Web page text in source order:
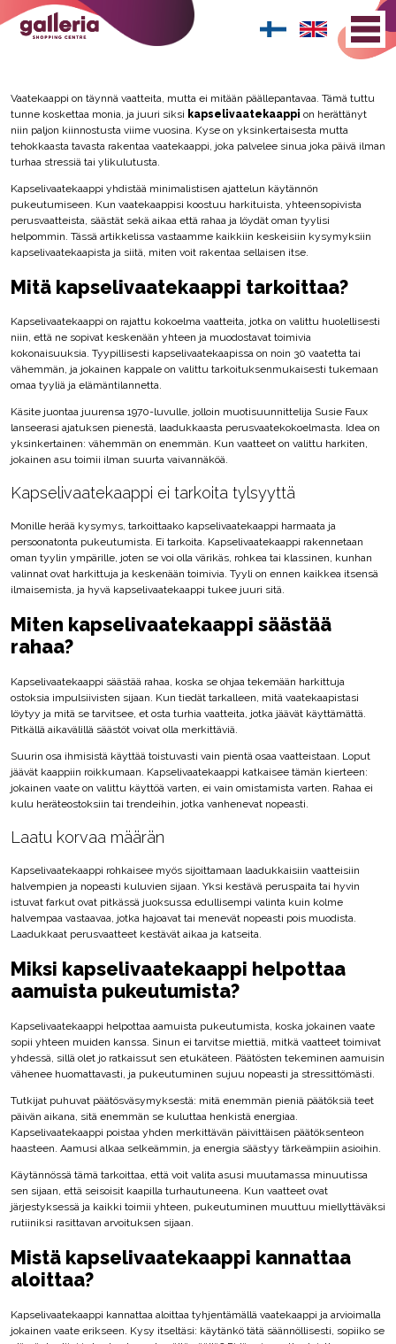
Vaatekaappi on täynnä vaatteita, mutta ei mitään päällepantavaa. Tämä tuttu
tunne koskettaa monia, ja juuri siksi kapselivaatekaappi on herättänyt
niin paljon kiinnostusta viime vuosina. Kyse on yksinkertaisesta mutta
tehokkaasta tavasta rakentaa vaatekaappi, joka palvelee sinua joka päivä ilman
turhaa stressiä tai ylikulutusta.
Kapselivaatekaappi yhdistää minimalistisen ajattelun käytännön
pukeutumiseen. Kun vaatekaappisi koostuu harkituista, yhteensopivista
perusvaatteista, säästät sekä aikaa että rahaa ja löydät oman tyylisi
helpommin. Tässä artikkelissa vastaamme kaikkiin keskeisiin kysymyksiin
kapselivaatekaapista ja siitä, miten voit rakentaa sellaisen itse.
Mitä kapselivaatekaappi tarkoittaa?
Kapselivaatekaappi on rajattu kokoelma vaatteita, jotka on valittu huolellisesti
niin, että ne sopivat keskenään yhteen ja muodostavat toimivia
kokonaisuuksia. Tyypillisesti kapselivaatekaapissa on noin 30 vaatetta tai
vähemmän, ja jokainen kappale on valittu tarkoituksenmukaisesti tukemaan
omaa tyyliä ja elämäntilannetta.
Käsite juontaa juurensa 1970-luvulle, jolloin muotisuunnittelija Susie Faux
lanseerasi ajatuksen pienestä, laadukkaasta perusvaatekokoelmasta. Idea on
yksinkertainen: vähemmän on enemmän. Kun vaatteet on valittu harkiten,
jokainen asu toimii ilman suurta vaivannäköä.
Kapselivaatekaappi ei tarkoita tylsyyttä
Monille herää kysymys, tarkoittaako kapselivaatekaappi harmaata ja
persoonatonta pukeutumista. Ei tarkoita. Kapselivaatekaappi rakennetaan
oman tyylin ympärille, joten se voi olla värikäs, rohkea tai klassinen, kunhan
valinnat ovat harkittuja ja keskenään toimivia. Tyyli on ennen kaikkea itsensä
ilmaisemista, ja hyvä kapselivaatekaappi tukee juuri sitä.
Miten kapselivaatekaappi säästää
rahaa?
Kapselivaatekaappi säästää rahaa, koska se ohjaa tekemään harkittuja
ostoksia impulsiivisten sijaan. Kun tiedät tarkalleen, mitä vaatekaapistasi
löytyy ja mitä se tarvitsee, et osta turhia vaatteita, jotka jäävät käyttämättä.
Pitkällä aikavälillä säästöt voivat olla merkittäviä.
Suurin osa ihmisistä käyttää toistuvasti vain pientä osaa vaatteistaan. Loput
jäävät kaappiin roikkumaan. Kapselivaatekaappi katkaisee tämän kierteen:
jokainen vaate on valittu käyttöä varten, ei vain omistamista varten. Rahaa ei
kulu heräteostoksiin tai trendeihin, jotka vanhenevat nopeasti.
Laatu korvaa määrän
Kapselivaatekaappi rohkaisee myös sijoittamaan laadukkaisiin vaatteisiin
halvempien ja nopeasti kuluvien sijaan. Yksi kestävä peruspaita tai hyvin
istuvat farkut ovat pitkässä juoksussa edullisempi valinta kuin kolme
halvempaa vastaavaa, jotka hajoavat tai menevät nopeasti pois muodista.
Laadukkaat perusvaatteet kestävät aikaa ja katseita.
Miksi kapselivaatekaappi helpottaa
aamuista pukeutumista?
Kapselivaatekaappi helpottaa aamuista pukeutumista, koska jokainen vaate
sopii yhteen muiden kanssa. Sinun ei tarvitse miettiä, mitkä vaatteet toimivat
yhdessä, sillä olet jo ratkaissut sen etukäteen. Päätösten tekeminen aamuisin
vähenee huomattavasti, ja pukeutuminen sujuu nopeasti ja stressittömästi.
Tutkijat puhuvat päätösväsymyksestä: mitä enemmän pieniä päätöksiä teet
päivän aikana, sitä enemmän se kuluttaa henkistä energiaa.
Kapselivaatekaappi poistaa yhden merkittävän päivittäisen päätöksenteon
haasteen. Aamusi alkaa selkeämmin, ja energia säästyy tärkeämpiin asioihin.
Käytännössä tämä tarkoittaa, että voit valita asusi muutamassa minuutissa
sen sijaan, että seisoisit kaapilla turhautuneena. Kun vaatteet ovat
järjestyksessä ja kaikki toimii yhteen, pukeutuminen muuttuu miellyttäväksi
rutiiniksi rasittavan arvoituksen sijaan.
Mistä kapselivaatekaappi kannattaa
aloittaa?
Kapselivaatekaappi kannattaa aloittaa tyhjentämällä vaatekaappi ja arvioimalla
jokainen vaate erikseen. Kysy itseltäsi: käytänkö tätä säännöllisesti, sopiiko se